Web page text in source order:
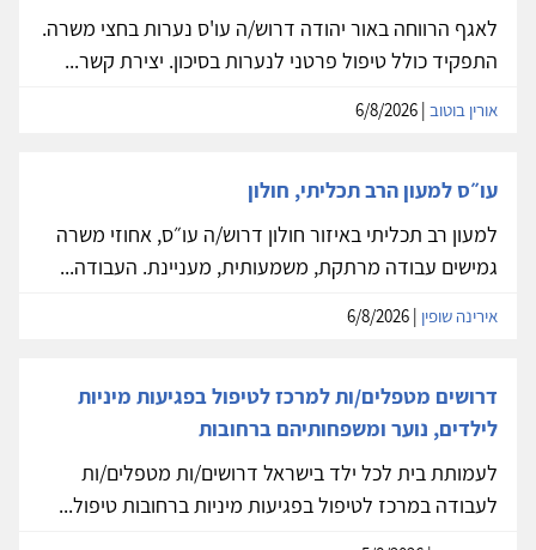
לאגף הרווחה באור יהודה דרוש/ה עו'ס נערות בחצי משרה.
התפקיד כולל טיפול פרטני לנערות בסיכון. יצירת קשר...
אורין בוטוב
עו״ס למעון הרב תכליתי, חולון
למעון רב תכליתי באיזור חולון דרוש/ה עו״ס, אחוזי משרה
גמישים עבודה מרתקת, משמעותית, מעניינת. העבודה...
אירינה שופין
דרושים מטפלים/ות למרכז לטיפול בפגיעות מיניות
לילדים, נוער ומשפחותיהם ברחובות
לעמותת בית לכל ילד בישראל דרושים/ות מטפלים/ות
לעבודה במרכז לטיפול בפגיעות מיניות ברחובות טיפול...